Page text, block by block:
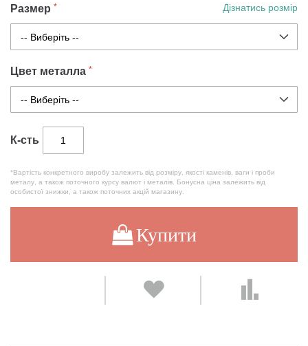
Размер Дізнатись розмір
Цвет металла
К-сть
*Вартість конкретного виробу залежить від розміру, якості каменів, ваги і проби
металу, а також поточного курсу валют і металів. Бонусна ціна залежить від
особистої знижки, а також поточних акцій магазину.
Купити